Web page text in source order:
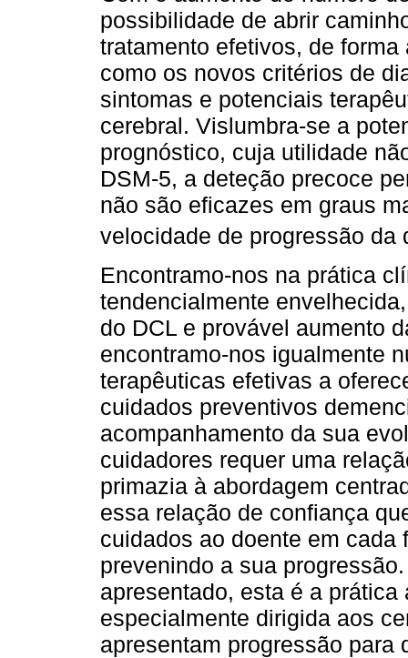
possibilidade de abrir
tratamento efetivos, de
como os novos critérios de
sintomas e potenciais
cerebral. Vislumbra-se a
prognóstico, cuja utilidade
DSM-5, a deteção precoce
não são eficazes em graus
velocidade de progressão da
Encontramo-nos na prática
tendencialmente
do DCL e provável aumento
encontramo-nos igualmente
terapêuticas efetivas a
cuidados preventivos
acompanhamento da sua
cuidadores requer uma
primazia à abordagem
essa relação de confiança
cuidados ao doente em
prevenindo a sua
apresentado, esta é a
especialmente dirigida aos
apresentam progressão